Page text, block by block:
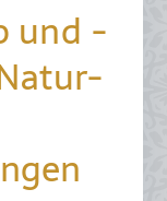
und -